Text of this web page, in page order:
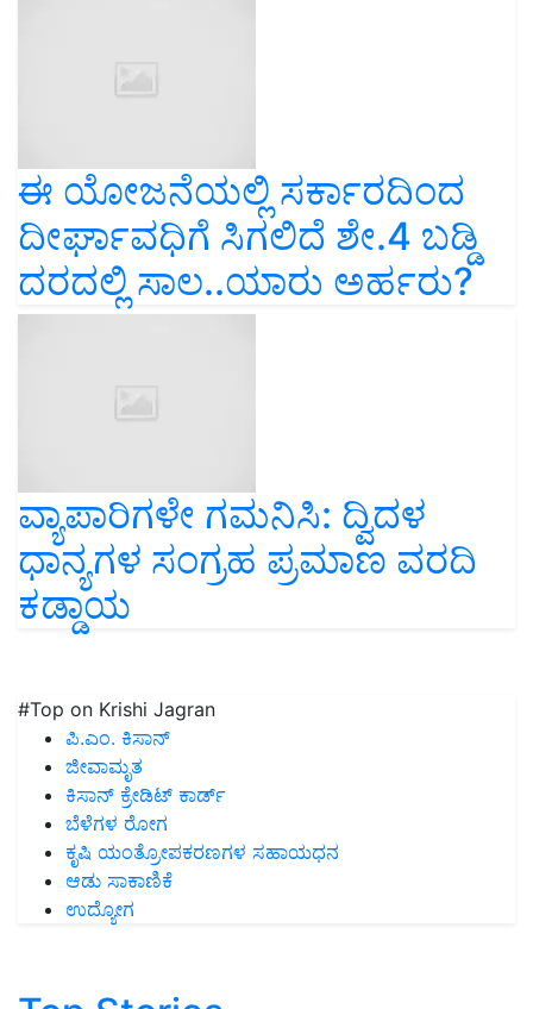
ಈ ಯೋಜನೆಯಲ್ಲಿ ಸರ್ಕಾರದಿಂದ
ದೀರ್ಘಾವಧಿಗೆ ಸಿಗಲಿದೆ ಶೇ.4 ಬಡ್ಡಿ
ದರದಲ್ಲಿ ಸಾಲ..ಯಾರು ಅರ್ಹರು?
ವ್ಯಾಪಾರಿಗಳೇ ಗಮನಿಸಿ: ದ್ವಿದಳ
ಧಾನ್ಯಗಳ ಸಂಗ್ರಹ ಪ್ರಮಾಣ ವರದಿ
ಕಡ್ಡಾಯ
#Top on Krishi Jagran
ಪಿ.ಎಂ. ಕಿಸಾನ್
ಜೀವಾಮೃತ
ಕಿಸಾನ್ ಕ್ರೇಡಿಟ್ ಕಾರ್ಡ್
ಬೆಳೆಗಳ ರೋಗ
ಕೃಷಿ ಯಂತ್ರೋಪಕರಣಗಳ ಸಹಾಯಧನ
ಆಡು ಸಾಕಾಣಿಕೆ
ಉದ್ಯೋಗ